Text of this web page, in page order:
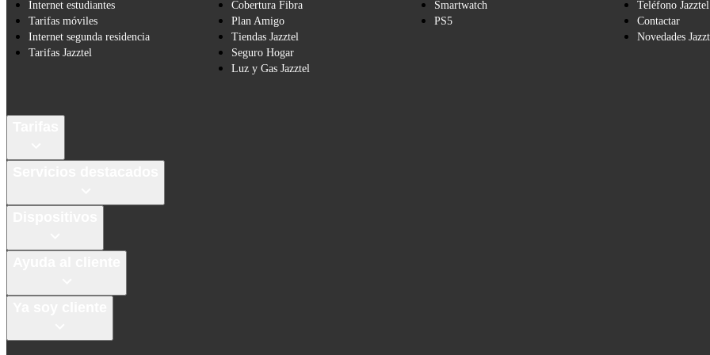
Internet estudiantes
Tarifas móviles
Internet segunda residencia
Tarifas Jazztel
Cobertura Fibra
Plan Amigo
Tiendas Jazztel
Seguro Hogar
Luz y Gas Jazztel
Smartwatch
PS5
Teléfono Jazztel
Contactar
Novedades